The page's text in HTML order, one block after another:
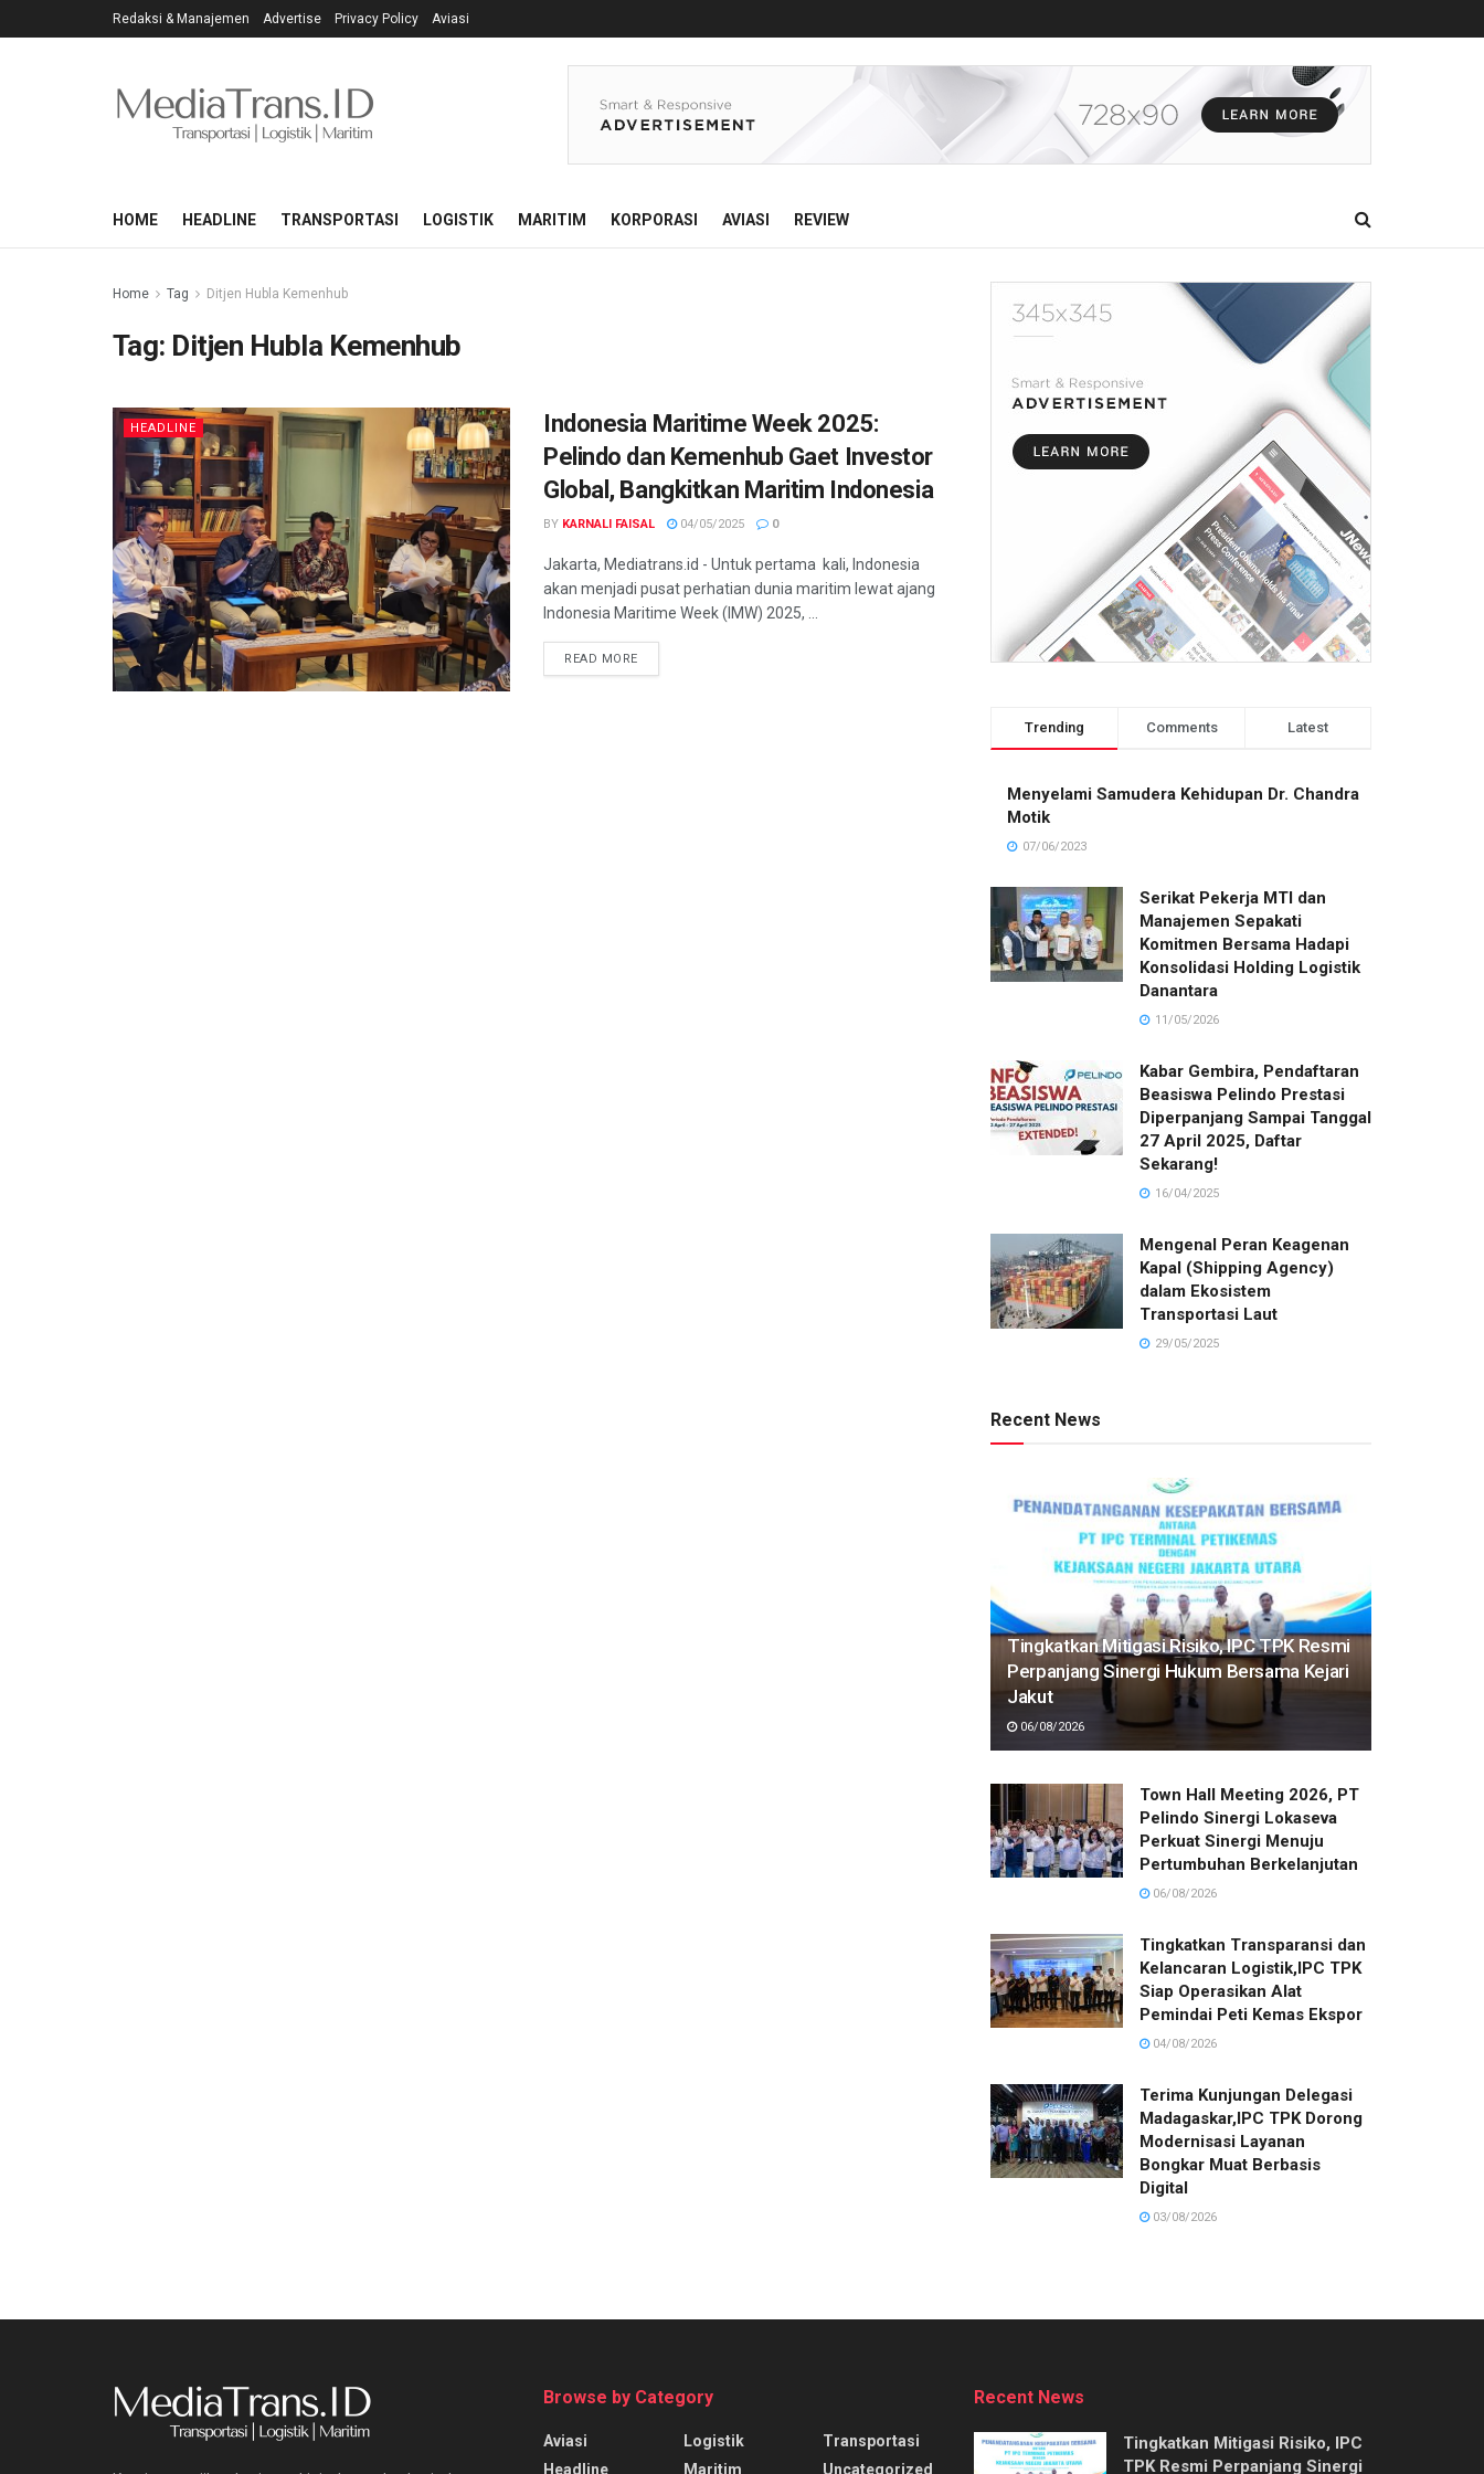
Redaksi & Manajemen Advertise Privacy Policy Aviasi
HOME HEADLINE TRANSPORTASI LOGISTIK MARITIM KORPORASI AVIASI REVIEW
Home Tag Ditjen Hubla Kemenhub
Tag: Ditjen Hubla Kemenhub
HEADLINE
Indonesia Maritime Week 2025:
Pelindo dan Kemenhub Gaet Investor
Global, Bangkitkan Maritim Indonesia
BY KARNALI FAISAL 04/05/2025 0
Jakarta, Mediatrans.id - Untuk pertama kali, Indonesia
akan menjadi pusat perhatian dunia maritim lewat ajang
Indonesia Maritime Week (IMW) 2025, ...
READ MORE
Trending Comments Latest
Menyelami Samudera Kehidupan Dr. Chandra
Motik
07/06/2023
Serikat Pekerja MTI dan
Manajemen Sepakati
Komitmen Bersama Hadapi
Konsolidasi Holding Logistik
Danantara
11/05/2026
Kabar Gembira, Pendaftaran
Beasiswa Pelindo Prestasi
Diperpanjang Sampai Tanggal
27 April 2025, Daftar
Sekarang!
16/04/2025
Mengenal Peran Keagenan
Kapal (Shipping Agency)
dalam Ekosistem
Transportasi Laut
29/05/2025
Recent News
Tingkatkan Mitigasi Risiko, IPC TPK Resmi
Perpanjang Sinergi Hukum Bersama Kejari
Jakut
06/08/2026
Town Hall Meeting 2026, PT
Pelindo Sinergi Lokaseva
Perkuat Sinergi Menuju
Pertumbuhan Berkelanjutan
06/08/2026
Tingkatkan Transparansi dan
Kelancaran Logistik,IPC TPK
Siap Operasikan Alat
Pemindai Peti Kemas Ekspor
04/08/2026
Terima Kunjungan Delegasi
Madagaskar,IPC TPK Dorong
Modernisasi Layanan
Bongkar Muat Berbasis
Digital
03/08/2026
Browse by Category
Aviasi
Headline
Logistik
Maritim
Transportasi
Uncategorized
Recent News
Tingkatkan Mitigasi Risiko, IPC
TPK Resmi Perpanjang Sinergi